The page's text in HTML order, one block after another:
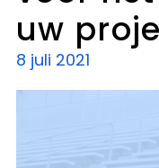
uw
8 juli 2021